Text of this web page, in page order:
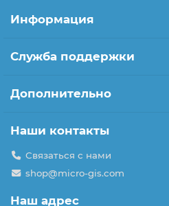
Информация
Служба поддержки
Дополнительно
Наши контакты
Связаться с нами
shop@micro-gis.com
Наш адрес